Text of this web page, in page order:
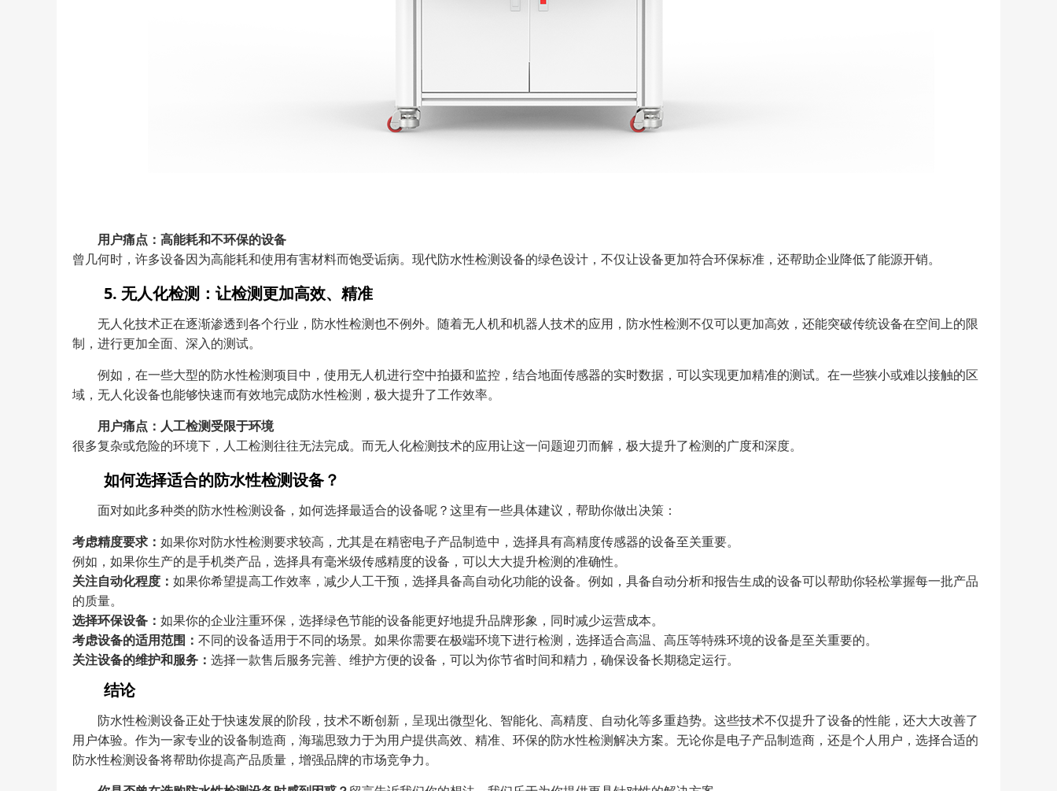
用户痛点：高能耗和不环保的设备
曾几何时，许多设备因为高能耗和使用有害材料而饱受诟病。现代防水性检测设备的绿色设计，不仅让设备更加符合环保标准，还帮助企业降低了能源开销。
5. 无人化检测：让检测更加高效、精准
无人化技术正在逐渐渗透到各个行业，防水性检测也不例外。随着无人机和机器人技术的应用，防水性检测不仅可以更加高效，还能突破传统设备在空间上的限
制，进行更加全面、深入的测试。
例如，在一些大型的防水性检测项目中，使用无人机进行空中拍摄和监控，结合地面传感器的实时数据，可以实现更加精准的测试。在一些狭小或难以接触的区
域，无人化设备也能够快速而有效地完成防水性检测，极大提升了工作效率。
用户痛点：人工检测受限于环境
很多复杂或危险的环境下，人工检测往往无法完成。而无人化检测技术的应用让这一问题迎刃而解，极大提升了检测的广度和深度。
如何选择适合的防水性检测设备？
面对如此多种类的防水性检测设备，如何选择最适合的设备呢？这里有一些具体建议，帮助你做出决策：
考虑精度要求： 如果你对防水性检测要求较高，尤其是在精密电子产品制造中，选择具有高精度传感器的设备至关重要。
例如，如果你生产的是手机类产品，选择具有毫米级传感精度的设备，可以大大提升检测的准确性。
关注自动化程度： 如果你希望提高工作效率，减少人工干预，选择具备高自动化功能的设备。例如，具备自动分析和报告生成的设备可以帮助你轻松掌握每一批产品
的质量。
选择环保设备： 如果你的企业注重环保，选择绿色节能的设备能更好地提升品牌形象，同时减少运营成本。
考虑设备的适用范围： 不同的设备适用于不同的场景。如果你需要在极端环境下进行检测，选择适合高温、高压等特殊环境的设备是至关重要的。
关注设备的维护和服务： 选择一款售后服务完善、维护方便的设备，可以为你节省时间和精力，确保设备长期稳定运行。
结论
防水性检测设备正处于快速发展的阶段，技术不断创新，呈现出微型化、智能化、高精度、自动化等多重趋势。这些技术不仅提升了设备的性能，还大大改善了
用户体验。作为一家专业的设备制造商，海瑞思致力于为用户提供高效、精准、环保的防水性检测解决方案。无论你是电子产品制造商，还是个人用户，选择合适的
防水性检测设备将帮助你提高产品质量，增强品牌的市场竞争力。